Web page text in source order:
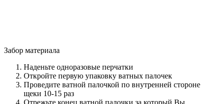
Забор материала
Наденьте одноразовые перчатки
Откройте первую упаковку ватных палочек
Проведите ватной палочкой по внутренней стороне
щеки 10-15 раз